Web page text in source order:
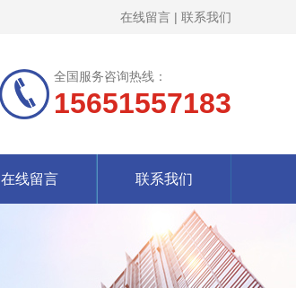
在线留言 | 联系我们
全国服务咨询热线：
15651557183
在线留言 联系我们